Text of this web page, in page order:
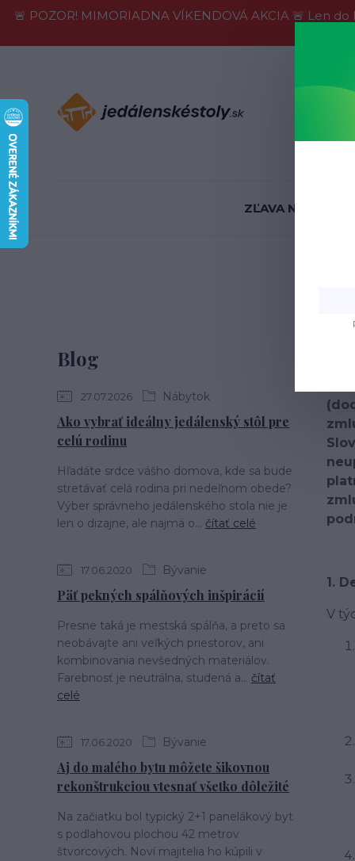
🚨 POZOR! MIMORIADNA VÍKENDOVÁ AKCIA 🚨 Len
ZĽAVA NA
Blog
27.07.2026 Nábytok
Ako vybrať ideálny jedálenský stôl pre
celú rodinu
Hľadáte srdce vášho domova, kde sa bude
stretávať celá rodina pri nedeľnom obede?
Výber správneho jedálenského stola nie je
len o dizajne, ale najmä o... čítať celé
17.06.2020 Bývanie
Päť pekných spálňových inšpirácií
Presne taká je mestská spálňa, a preto sa
neobávajte ani veľkých priestorov, ani
kombinovania nevšedných materiálov.
Farebnosť je neutrálna, studená a... čítať
celé
17.06.2020 Bývanie
Aj do malého bytu môžete šikovnou
rekonštrukciou vtesnať všetko dôležité
Na začiatku bol typický 2+1 panelákový byt
s podlahovou plochou 42 metrov
štvorcových. Noví majitelia ho kúpili v
1.
V